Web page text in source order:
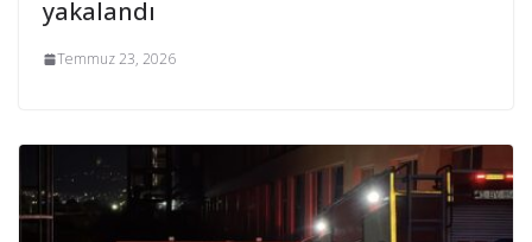
yakalandı
Temmuz 23, 2026